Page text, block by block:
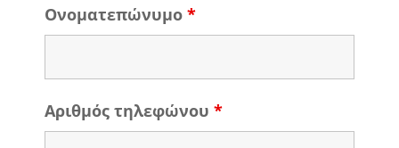
Ονοματεπώνυμο *
Αριθμός τηλεφώνου *